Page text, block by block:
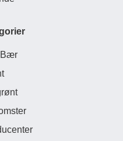
Bær